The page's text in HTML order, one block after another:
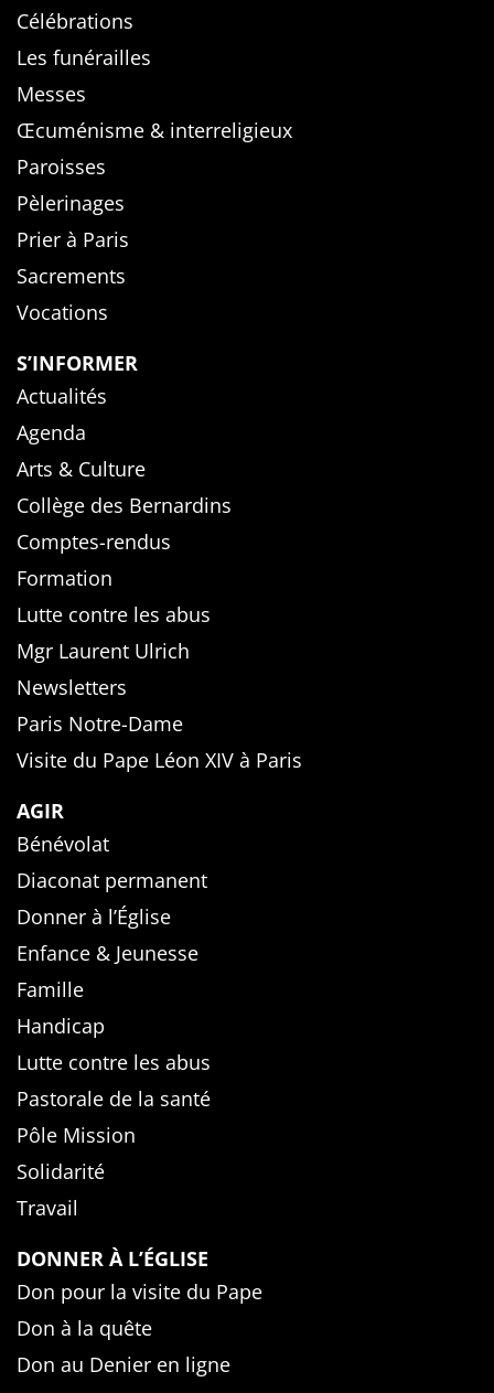
Célébrations
Les funérailles
Messes
Œcuménisme & interreligieux
Paroisses
Pèlerinages
Prier à Paris
Sacrements
Vocations
S’INFORMER
Actualités
Agenda
Arts & Culture
Collège des Bernardins
Comptes-rendus
Formation
Lutte contre les abus
Mgr Laurent Ulrich
Newsletters
Paris Notre-Dame
Visite du Pape Léon XIV à Paris
AGIR
Bénévolat
Diaconat permanent
Donner à l’Église
Enfance & Jeunesse
Famille
Handicap
Lutte contre les abus
Pastorale de la santé
Pôle Mission
Solidarité
Travail
DONNER À L’ÉGLISE
Don pour la visite du Pape
Don à la quête
Don au Denier en ligne